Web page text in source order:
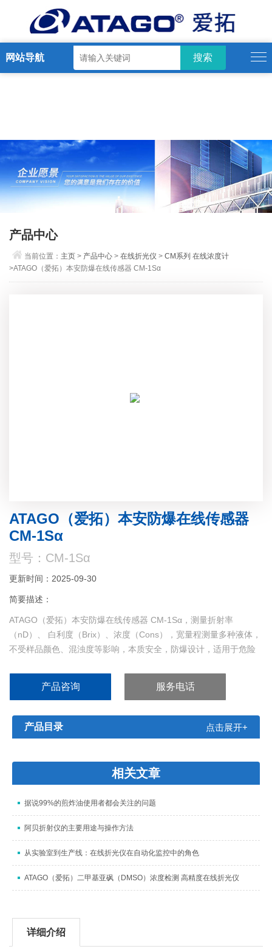
网站导航
产品中心
当前位置： 主页 > 产品中心 >在线折光仪 >CM系列 在线浓度计
>ATAGO（爱拓）本安防爆在线传感器 CM-1Sα
ATAGO（爱拓）本安防爆在线传感器
CM-1Sα
型号：CM-1Sα
更新时间：2025-09-30
简要描述：
ATAGO（爱拓）本安防爆在线传感器 CM-1Sα，测量折射率
（nD）、 白利度（Brix）、浓度（Cons），宽量程测量多种液体，
不受样品颜色、混浊度等影响，本质安全，防爆设计，适用于危险
产品咨询 服务电话
产品目录 点击展开+
相关文章
据说99%的煎炸油使用者都会关注的问题
阿贝折射仪的主要用途与操作方法
从实验室到生产线：在线折光仪在自动化监控中的角色
ATAGO（爱拓）二甲基亚砜（DMSO）浓度检测 高精度在线折光仪
详细介绍